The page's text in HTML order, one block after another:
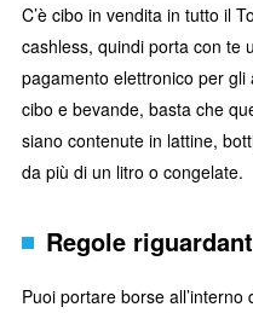
C’è cibo in vendita in tutto il
cashless, quindi porta con te
pagamento elettronico per
cibo e bevande, basta che
siano contenute in lattine,
da più di un litro o congelate.
Regole
Puoi portare borse